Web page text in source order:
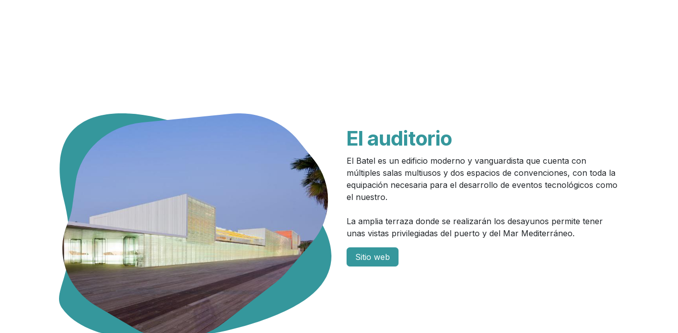
El auditorio
El Batel es un edificio moderno y vanguardista que cuenta con
múltiples salas multiusos y dos espacios de convenciones, con toda la
equipación necesaria para el desarrollo de eventos tecnológicos como
el nuestro.
La amplia terraza donde se realizarán los desayunos permite tener
unas vistas privilegiadas del puerto y del Mar Mediterráneo.
Sitio web